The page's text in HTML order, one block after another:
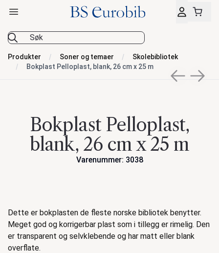
BS Eurobib
Åpne hovedmeny
Produkter Soner og temaer
Skolebibliotek
Bokplast Pelloplast, blank, 26 cm x 25 m
Previous
Next
Bokplast Pelloplast,
blank, 26 cm x 25 m
Varenummer: 3038
Beskrivelse
Dette er bokplasten de fleste norske bibliotek benytter.
Meget god og korrigerbar plast som i tillegg er rimelig. Den
er transparent og selvklebende og har matt eller blank
overflate.